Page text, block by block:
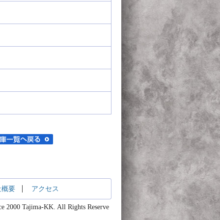
概要 アクセス
2000 Tajima-KK. All Rights Reserve